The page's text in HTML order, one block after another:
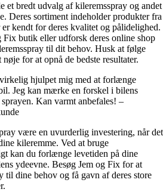
et bredt udvalg af kileremsspray og andet
Deres sortiment indeholder produkter fra
kendt for deres kvalitet og pålidelighed.
Fix butik eller udforsk deres online shop
til dit behov. Husk at følge
for at opnå de bedste resultater.
hjulpet mig med at forlænge
Jeg kan mærke en forskel i bilens
Kan varmt anbefales! –
være en uvurderlig investering, når det
kileremme. Ved at bruge
kan du forlænge levetiden på dine
ydeevne. Besøg Jem og Fix for at
til dine behov og få gavn af deres store